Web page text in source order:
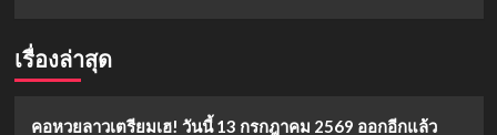
เรื่องล่าสุด
คอหวยลาวเตรียมเฮ! วันนี้ 13 กรกฎาคม 2569 ออกอีกแล้ว